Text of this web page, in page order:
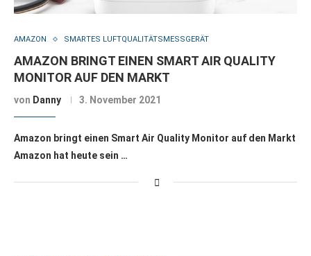
AMAZON SMARTES LUFTQUALITÄTSMESSGERÄT
AMAZON BRINGT EINEN SMART AIR QUALITY
MONITOR AUF DEN MARKT
von Danny 3. November 2021
Amazon bringt einen Smart Air Quality Monitor auf den Markt
Amazon hat heute sein …